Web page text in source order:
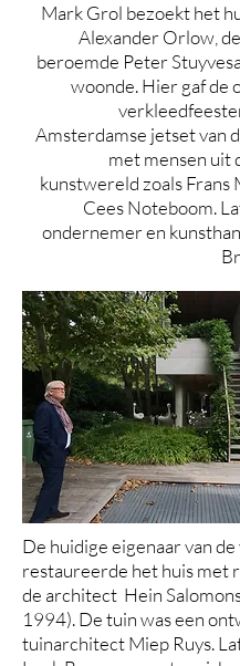
Mark Grol bezoekt het
Alexander Orlow,
beroemde Peter
woonde. Hier gaf de
Amsterdamse jetset van
met mensen uit
kunstwereld zoals Frans
Cees Noteboom.
ondernemer en
De huidige eigenaar van de
restaureerde het huis met
de architect Hein
1994). De tuin was een
tuinarchitect Miep Ruys.